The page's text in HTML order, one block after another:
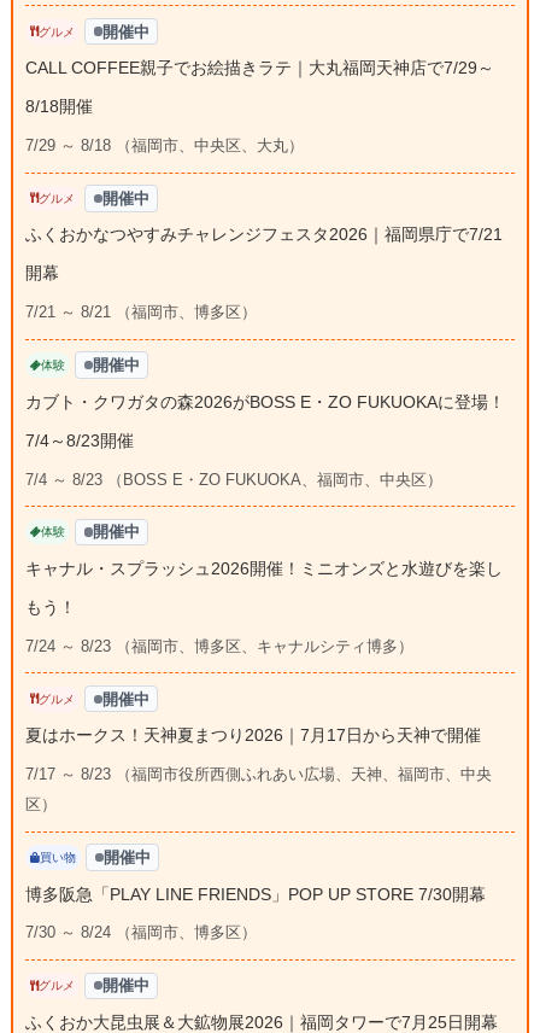
グルメ 開催中
CALL COFFEE親子でお絵描きラテ｜大丸福岡天神店で7/29～
8/18開催
7/29 ～ 8/18 （福岡市、中央区、大丸）
グルメ 開催中
ふくおかなつやすみチャレンジフェスタ2026｜福岡県庁で7/21
開幕
7/21 ～ 8/21 （福岡市、博多区）
体験 開催中
カブト・クワガタの森2026がBOSS E・ZO FUKUOKAに登場！
7/4～8/23開催
7/4 ～ 8/23 （BOSS E・ZO FUKUOKA、福岡市、中央区）
体験 開催中
キャナル・スプラッシュ2026開催！ミニオンズと水遊びを楽し
もう！
7/24 ～ 8/23 （福岡市、博多区、キャナルシティ博多）
グルメ 開催中
夏はホークス！天神夏まつり2026｜7月17日から天神で開催
7/17 ～ 8/23 （福岡市役所西側ふれあい広場、天神、福岡市、中央
区）
買い物 開催中
博多阪急「PLAY LINE FRIENDS」POP UP STORE 7/30開幕
7/30 ～ 8/24 （福岡市、博多区）
グルメ 開催中
ふくおか大昆虫展＆大鉱物展2026｜福岡タワーで7月25日開幕